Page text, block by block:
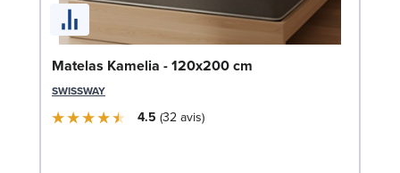
Matelas Kamelia - 120x200 cm
SWISSWAY
4.5 32avis